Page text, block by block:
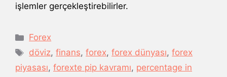
işlemler gerçekleştirebilirler.
Kategoriler
Forex
Etiketler
döviz,finans,forex,forex dünyası,forex
piyasası, forexte pip kavramı, percentage in